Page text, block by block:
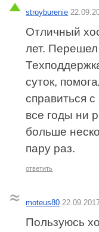
stroyburenie
Отличный
лет.
суток,
справиться
все годы ни
больше
пару раз.
ответить
moteus80
Пользуюсь